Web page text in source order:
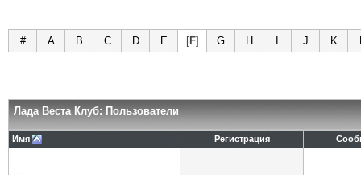
# A B C D E [F] G H J K
Лада Веста Клуб: Пользователи
Имя Регистрация